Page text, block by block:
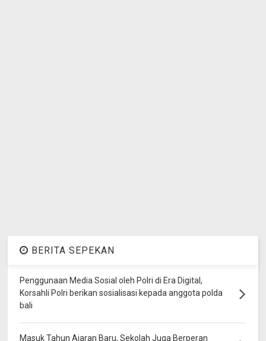
BERITA SEPEKAN
Penggunaan Media Sosial oleh Polri di Era Digital,
Korsahli Polri berikan sosialisasi kepada anggota polda
bali
Masuk Tahun Ajaran Baru, Sekolah Juga Berperan